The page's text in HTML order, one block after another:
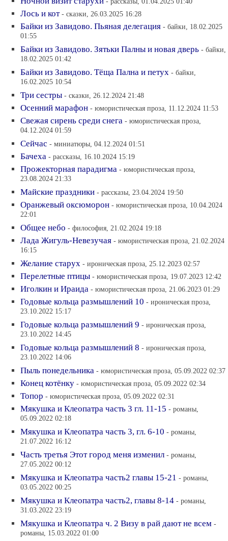
Лось и кот - сказки, 26.03.2025 16:28
Байки из Завидово. Пьяная делегация - байки, 18.02.2025
01:55
Байки из Завидово. Зятьки Палны и новая дверь - байки,
18.02.2025 01:42
Байки из Завидово. Тёща Пална и петух - байки,
16.02.2025 10:54
Три сестры - сказки, 26.12.2024 21:48
Осенний марафон - юмористическая проза, 11.12.2024 11:53
Свежая сирень среди снега - юмористическая проза,
04.12.2024 01:59
Сейчас - миниатюры, 04.12.2024 01:51
Бачеха - рассказы, 16.10.2024 15:19
Прожекторная парадигма - юмористическая проза,
23.08.2024 21:33
Майские праздники - рассказы, 23.04.2024 19:50
Оранжевый оксюморон - юмористическая проза, 10.04.2024
22:01
Общее небо - философия, 21.02.2024 19:18
Лада Жигуль-Невезучая - юмористическая проза, 21.02.2024
16:15
Желание старух - ироническая проза, 25.12.2023 02:57
Перелетные птицы - юмористическая проза, 19.07.2023 12:42
Иголкин и Ираида - юмористическая проза, 21.06.2023 01:29
Годовые кольца размышлений 10 - ироническая проза,
23.10.2022 15:17
Годовые кольца размышлений 9 - ироническая проза,
23.10.2022 14:45
Годовые кольца размышлений 8 - ироническая проза,
23.10.2022 14:06
Пыль понедельника - юмористическая проза, 05.09.2022 02:37
Конец котёнку - юмористическая проза, 05.09.2022 02:34
Топор - юмористическая проза, 05.09.2022 02:31
Мякушка и Клеопатра часть 3 гл. 11-15 - романы,
05.09.2022 02:18
Мякушка и Клеопатра часть 3, гл. 6-10 - романы,
21.07.2022 16:12
Часть третья Этот город меня изменил - романы,
27.05.2022 00:12
Мякушка и Клеопатра часть2 главы 15-21 - романы,
03.05.2022 00:25
Мякушка и Клеопатра часть2, главы 8-14 - романы,
31.03.2022 23:19
Мякушка и Клеопатра ч. 2 Визу в рай дают не всем -
романы, 15.03.2022 01:00